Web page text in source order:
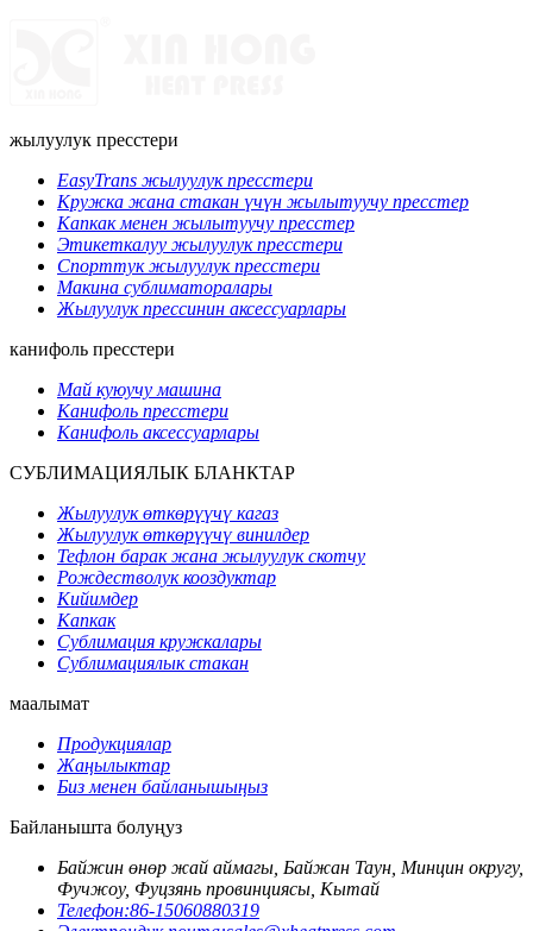
жылуулук пресстери
EasyTrans жылуулук пресстери
Кружка жана стакан үчүн жылытуучу пресстер
Капкак менен жылытуучу пресстер
Этикеткалуу жылуулук пресстери
Спорттук жылуулук пресстери
Макина сублиматоралары
Жылуулук прессинин аксессуарлары
канифоль пресстери
Май куюучу машина
Канифоль пресстери
Канифоль аксессуарлары
СУБЛИМАЦИЯЛЫК БЛАНКТАР
Жылуулук өткөрүүчү кагаз
Жылуулук өткөрүүчү винилдер
Тефлон барак жана жылуулук скотчу
Рождестволук кооздуктар
Кийимдер
Капкак
Сублимация кружкалары
Сублимациялык стакан
маалымат
Продукциялар
Жаңылыктар
Биз менен байланышыңыз
Байланышта болуңуз
Байжин өнөр жай аймагы, Байжан Таун, Минцин округу,
Фучжоу, Фуцзянь провинциясы, Кытай
Телефон:86-15060880319